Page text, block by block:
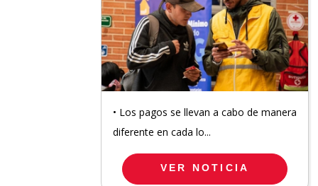
• Los pagos se llevan a cabo de manera
diferente en cada lo...
VER NOTICIA